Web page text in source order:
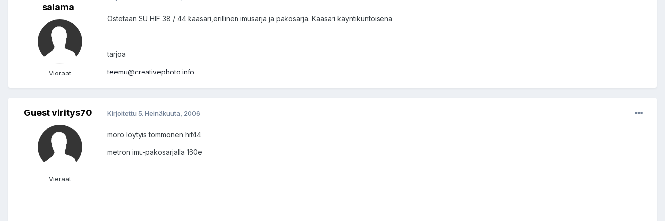
salama
Vieraat
Ostetaan SU HIF 38 / 44 kaasari,erillinen imusarja ja pakosarja. Kaasari käyntikuntoisena
tarjoa
teemu@creativephoto.info
Guest viritys70
Vieraat
Kirjoitettu 5. Heinäkuuta, 2006
moro löytyis tommonen hif44
metron imu-pakosarjalla 160e